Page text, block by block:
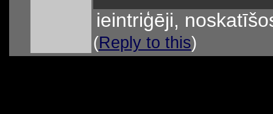
ieintriģēji,
(Reply to this)